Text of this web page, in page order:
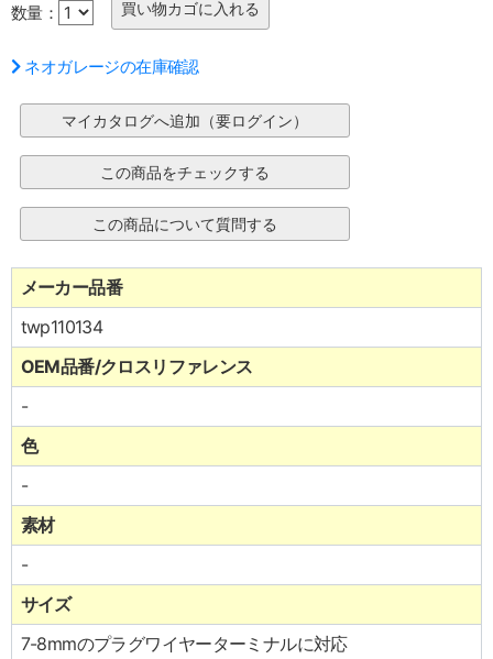
数量：
ネオガレージの在庫確認
メーカー品番
twp110134
OEM品番/クロスリファレンス
-
色
-
素材
-
サイズ
7-8mmのプラグワイヤーターミナルに対応